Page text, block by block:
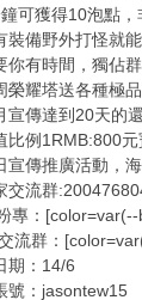
可獲得10泡點，
備野外打怪就
有時間，獨佔
耀塔送各種極
傳達到20天的
比例1RMB:800元
傳推廣活動，
交流群
專：[color=var(--
流群：
期：14/6
號：jasontew15